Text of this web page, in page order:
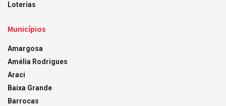
Loterias
Municípios
Amargosa
Amélia Rodrigues
Araci
Baixa Grande
Barrocas